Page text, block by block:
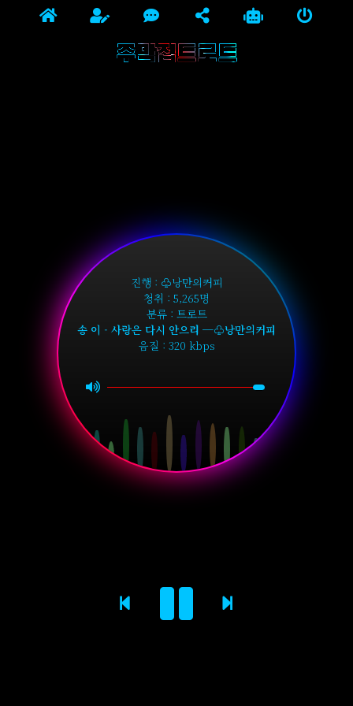
주막집트로트
진행 : ♧낭만의커피
청취 : 5,265명
분류 : 트로트
송 이 - 사랑은 다시 안으리 ─♧낭만의커피
음질 : 320 kbps